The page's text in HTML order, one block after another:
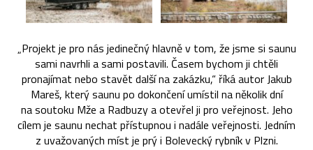
„Projekt je pro nás jedinečný hlavně v tom, že jsme si saunu
sami navrhli a sami postavili. Časem bychom ji chtěli
pronajímat nebo stavět další na zakázku,“ říká autor Jakub
Mareš, který saunu po dokončení umístil na několik dní
na soutoku Mže a Radbuzy a otevřel ji pro veřejnost. Jeho
cílem je saunu nechat přístupnou i nadále veřejnosti. Jedním
z uvažovaných míst je prý i Bolevecký rybník v Plzni.